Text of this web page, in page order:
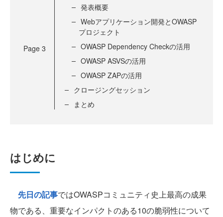
Page 3
発表概要
Webアプリケーション開発とOWASP
プロジェクト
OWASP Dependency Checkの活用
OWASP ASVSの活用
OWASP ZAPの活用
クロージングセッション
まとめ
はじめに
先日の記事ではOWASPコミュニティ史上最高の成果
物である、重要なインパクトのある10の脆弱性について